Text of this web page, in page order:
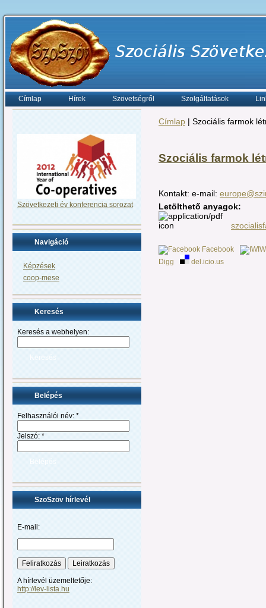
Címlap Hírek Szövetségről Szolgáltatások
Szövetkezeti év konferencia sorozat
Navigáció
Képzések
coop-mese
Keresés
Keresés a webhelyen:
Belépés
Felhasználói név: *
Jelszó: *
SzoSzöv hírlevél
E-mail:
A hírlevél üzemeltetője:
http://lev-lista.hu
Címlap | Szociális farmok
Szociális farmok
Kontakt: e-mail:
Letölthető anyagok:
Facebook
Digg
del.icio.us